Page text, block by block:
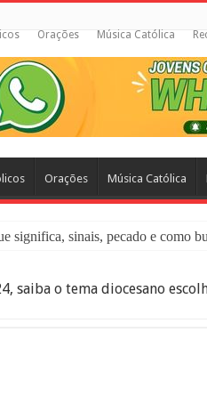
Orações Música Católica
Orações Música Católica
significa, sinais, pecado e como
– Seu Reino Não Terá Fim: O
saiba o tema diocesano